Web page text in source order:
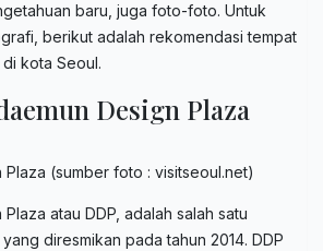
baru, juga foto-foto. Untuk
berikut adalah rekomendasi tempat
kota Seoul.
Design Plaza
(sumber foto : visitseoul.net)
atau DDP, adalah salah satu
diresmikan pada tahun 2014. DDP